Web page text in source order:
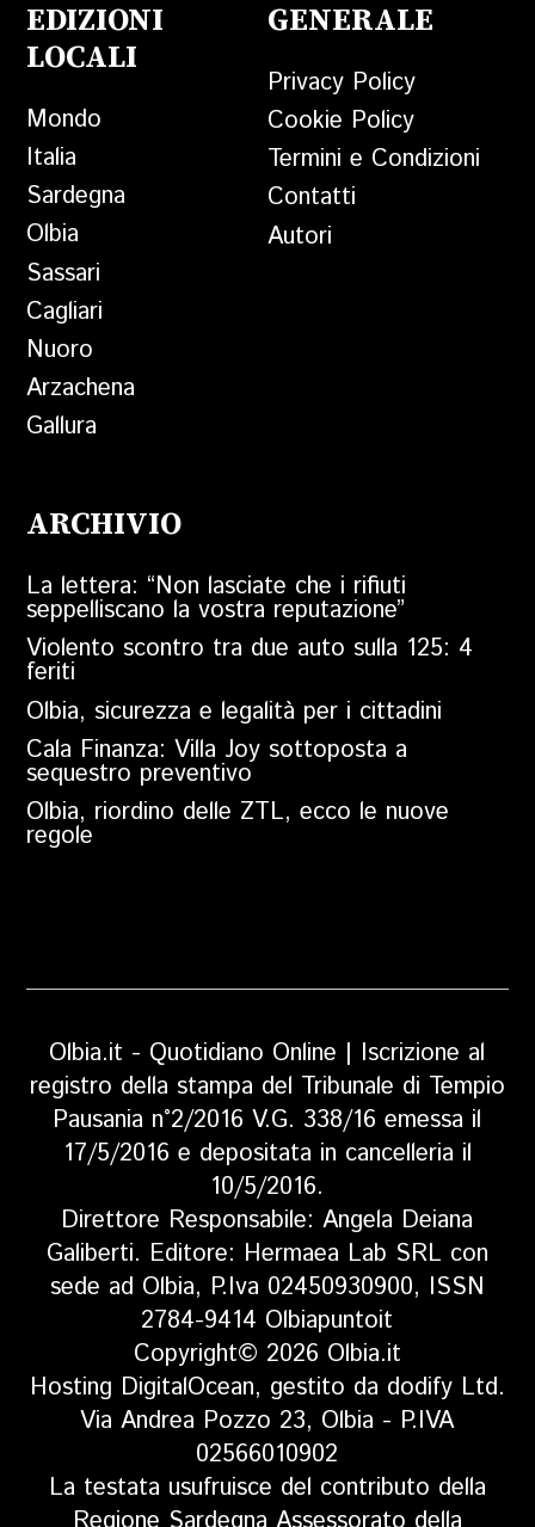
EDIZIONI
LOCALI
Mondo
Italia
Sardegna
Olbia
Sassari
Cagliari
Nuoro
Arzachena
Gallura
GENERALE
Privacy Policy
Cookie Policy
Termini e Condizioni
Contatti
Autori
ARCHIVIO
La lettera: “Non lasciate che i rifiuti
seppelliscano la vostra reputazione”
Violento scontro tra due auto sulla 125: 4
feriti
Olbia, sicurezza e legalità per i cittadini
Cala Finanza: Villa Joy sottoposta a
sequestro preventivo
Olbia, riordino delle ZTL, ecco le nuove
regole
Olbia.it - Quotidiano Online | Iscrizione al
registro della stampa del Tribunale di Tempio
Pausania n°2/2016 V.G. 338/16 emessa il
17/5/2016 e depositata in cancelleria il
10/5/2016.
Direttore Responsabile: Angela Deiana
Galiberti. Editore: Hermaea Lab SRL con
sede ad Olbia, P.Iva 02450930900, ISSN
2784-9414 Olbiapuntoit
Copyright© 2026 Olbia.it
Hosting DigitalOcean, gestito da dodify Ltd.
Via Andrea Pozzo 23, Olbia - P.IVA
02566010902
La testata usufruisce del contributo della